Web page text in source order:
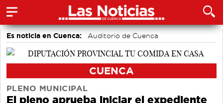
Es noticia en Cuenca: Auditorio de Cuenca
CUENCA
PLENO MUNICIPAL
El pleno aprueba iniciar el expediente